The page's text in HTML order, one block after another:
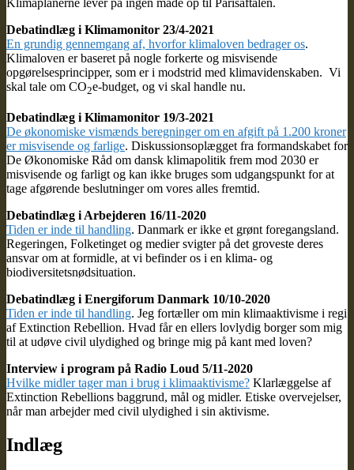
Klimaplanerne lever på ingen måde op til Parisaftalen.
Debatindlæg i Klimamonitor 23/4-2021
En grundig gennemgang af, hvorfor klimaloven bedrager os.
Klimaloven er baseret på nogle forkerte og misvisende
opgørelsesprincipper, som er i modstrid med klimavidenskaben. Vi
skal tale om CO2e-budget, og vi skal handle nu.
Debatindlæg i Klimamonitor 19/3-2021
De økonomiske vismænds beregninger om en afgift på 1.200 kroner
er misvisende og farlige. Diskussionsoplægget fra formandskabet for
De Økonomiske Råd om dansk klimapolitik frem mod 2030 er
misvisende og farligt og kan ikke bruges som udgangspunkt for at
tage afgørende beslutninger om vores alles fremtid.
Debatindlæg i Arbejderen 16/11-2020
Tiden er inde til handling. Danmark er ikke et grønt foregangsland.
Regeringen, Folketinget og medier svigter på det groveste deres
ansvar om at formidle, at vi befinder os i en klima- og
biodiversitetsnødsituation.
Debatindlæg i Energiforum Danmark 10/10-2020
Tiden er inde til handling. Jeg fortæller om min klimaaktivisme i regi
af Extinction Rebellion. Hvad får en ellers lovlydig borger som mig
til at udøve civil ulydighed og bringe mig på kant med loven?
Interview i program på Radio Loud 5/11-2020
Hvilke midler tager man i brug i klimaaktivisme? Klarlæggelse af
Extinction Rebellions baggrund, mål og midler. Etiske overvejelser,
når man arbejder med civil ulydighed i sin aktivisme.
Indlæg